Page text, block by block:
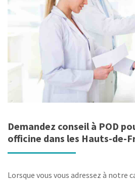
Demandez conseil à POD
officine dans les Hauts-de-
Lorsque vous vous adressez à notre